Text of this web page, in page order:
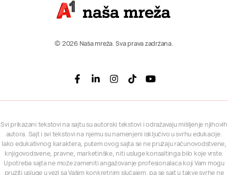
© 2026 Naša mreža. Sva prava zadržana.
Facebook
LinkedinInstagram
TiktokYoutube
Svi prikazani tekstovi na sajtu su autorski tekstovi i odražavaju mišljenje njihovih
autora. Sajt i svi tekstovi na njemu su namenjeni isključivo u svrhu edukacije.
Iako edukativnog karaktera, putem ovog sajta se ne pružaju računovodstvene,
knjigovodsvene, pravne, marketinške, niti usluge konsaltinga bilo koje vrste.
Upotreba sajta ne može zameniti angažovanje profesionalaca koji Vam mogu
pružiti usluge u vezi sa Vašim konkretnim slučajem, pa se sajt u takve svrhe ne